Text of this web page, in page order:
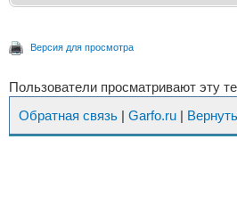
Версия для просмотра
Пользователи просматривают эту
Обратная связь | Garfo.ru |